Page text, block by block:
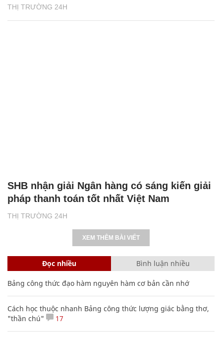
THỊ TRƯỜNG 24H
THỊ TRƯỜNG 24H
SHB nhận giải Ngân hàng có sáng kiến giải
pháp thanh toán tốt nhất Việt Nam
XEM THÊM BÀI VIẾT
Đọc nhiều Bình luận nhiều
Bảng công thức đạo hàm nguyên hàm cơ bản cần nhớ
Cách học thuộc nhanh Bảng công thức lượng giác bằng thơ,
"thần chú"
17